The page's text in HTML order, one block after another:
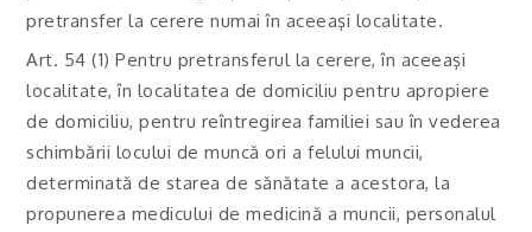
pretransfer la cerere numai în aceeaşi localitate.
Art. 54 (1) Pentru pretransferul la cerere, în aceeaşi
localitate, în localitatea de domiciliu pentru apropiere
de domiciliu, pentru reîntregirea familiei sau în vederea
schimbării locului de muncă ori a felului muncii,
determinată de starea de sănătate a acestora, la
propunerea medicului de medicină a muncii, personalul